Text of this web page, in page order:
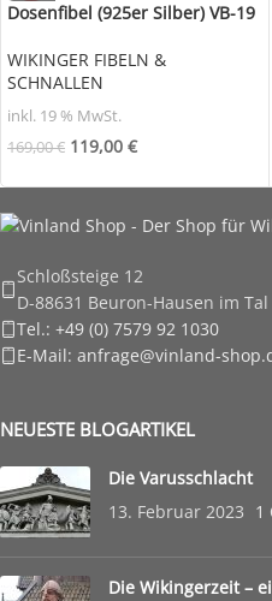
Dosenfibel (925er Silber) VB-19
WIKINGER FIBELN &
SCHNALLEN
inkl. 19 % MwSt.
169,00€ 119,00 €
Schloßsteige 12
D-88631 Beuron-Hausen im Tal
Tel.: +49 (0) 7579 92 1030
E-Mail: anfrage@vinland-
NEUESTE BLOGARTIKEL
Die Varusschlacht
13. Februar 2023 1
Die Wikingerzeit –